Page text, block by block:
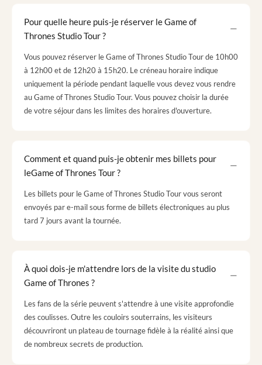
Pour quelle heure puis-je réserver le Game of
Thrones Studio Tour ?
Vous pouvez réserver le Game of Thrones Studio Tour de 10h00
à 12h00 et de 12h20 à 15h20. Le créneau horaire indique
uniquement la période pendant laquelle vous devez vous rendre
au Game of Thrones Studio Tour. Vous pouvez choisir la durée
de votre séjour dans les limites des horaires d'ouverture.
Comment et quand puis-je obtenir mes billets pour
leGame of Thrones Tour ?
Les billets pour le Game of Thrones Studio Tour vous seront
envoyés par e-mail sous forme de billets électroniques au plus
tard 7 jours avant la tournée.
À quoi dois-je m'attendre lors de la visite du studio
Game of Thrones ?
Les fans de la série peuvent s'attendre à une visite approfondie
des coulisses. Outre les couloirs souterrains, les visiteurs
découvriront un plateau de tournage fidèle à la réalité ainsi que
de nombreux secrets de production.